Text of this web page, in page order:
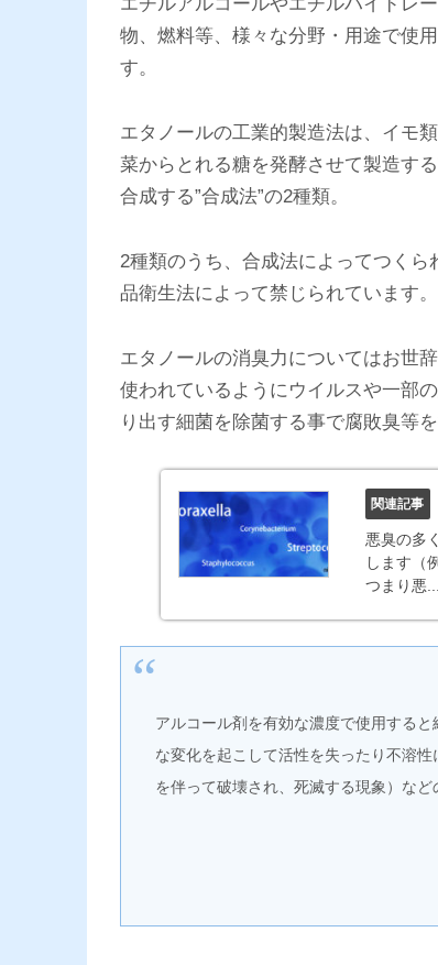
エチルアルコールやエチルハイドレ
物、燃料等、様々な分野・用途で使
す。
エタノールの工業的製造法は、イモ
菜からとれる糖を発酵させて製造す
合成する”合成法”の2種類。
2種類のうち、合成法によってつく
品衛生法によって禁じられています。
エタノールの消臭力についてはお世
使われているようにウイルスや一部
り出す細菌を除菌する事で腐敗臭等
悪臭の多
します（
つまり悪...
アルコール剤を有効な濃度で使用する
な変化を起こして活性を失ったり不溶
を伴って破壊され、死滅する現象）など